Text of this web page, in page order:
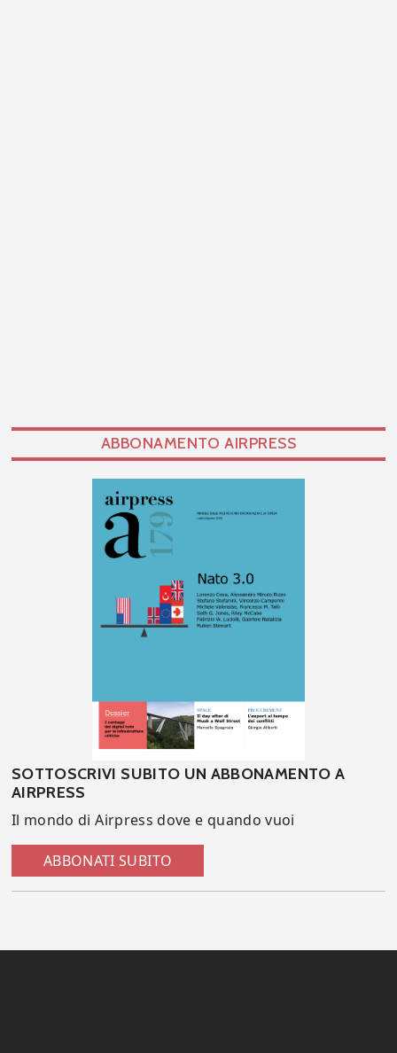
ABBONAMENTO AIRPRESS
SOTTOSCRIVI SUBITO UN ABBONAMENTO A
AIRPRESS
Il mondo di Airpress dove e quando vuoi
ABBONATI SUBITO